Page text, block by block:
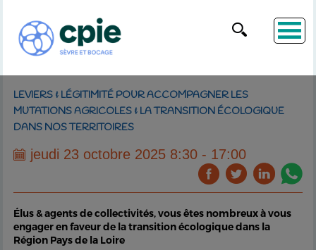
LEVIERS & LÉGITIMITÉ POUR ACCOMPAGNER LES
MUTATIONS AGRICOLES & LA TRANSITION ÉCOLOGIQUE
DANS NOS TERRITOIRES
jeudi 23 octobre 2025 8:30 - 17:00
Élus & agents de collectivités, vous êtes nombreux à vous
engager en faveur de la transition écologique dans la
Région Pays de la Loire